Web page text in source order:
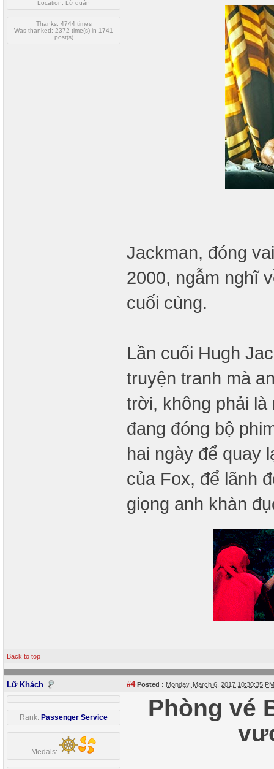
Location: Lữ quán
Thanks: 4744 times
Was thanked: 2372 time(s) in 1741
post(s)
Jackman, đóng
2000, ngẫm nghĩ
cuối cùng.
Lần cuối Hugh
truyện tranh mà
trời, không phải là
đang đóng bộ
hai ngày để quay
của Fox, để lãnh
giọng anh khàn
Back to top
Lữ Khách #4Posted : Monday, March 6, 2017 10:30:35
Rank: Passenger Service
Medals:
Phòng vé